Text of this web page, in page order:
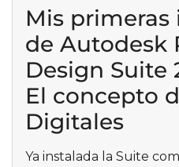
Mis
de Autodesk
Design Suite
El concepto
Digitales
Ya instalada la Suite